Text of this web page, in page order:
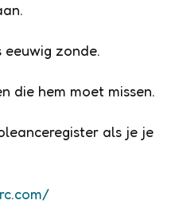
zonde.
die hem moet missen.
als je je